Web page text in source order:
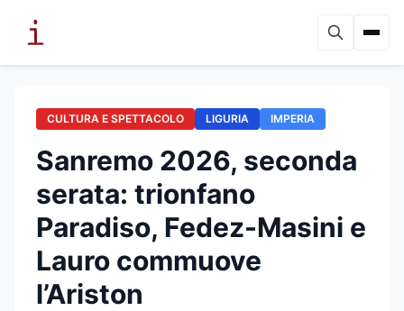
CULTURA E SPETTACOLO LIGURIA IMPERIA
Sanremo 2026, seconda
serata: trionfano
Paradiso, Fedez-Masini e
Lauro commuove
l’Ariston